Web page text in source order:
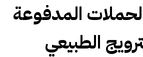
المدفوعة
الطبيعي